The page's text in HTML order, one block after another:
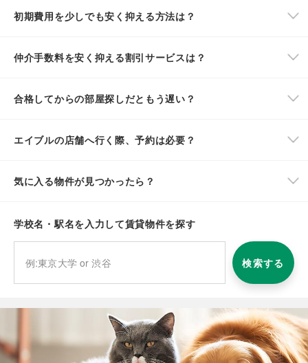
初期費用を少しでも安く抑える方法は？
仲介手数料を安く抑える割引サービスは？
合格してからの部屋探しだともう遅い？
エイブルの店舗へ行く際、予約は必要？
気に入る物件が見つかったら？
学校名・駅名を入力して賃貸物件を探す
検索する